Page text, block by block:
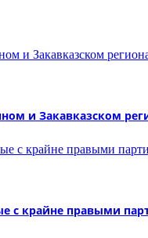
и Закавказском
с крайне правыми